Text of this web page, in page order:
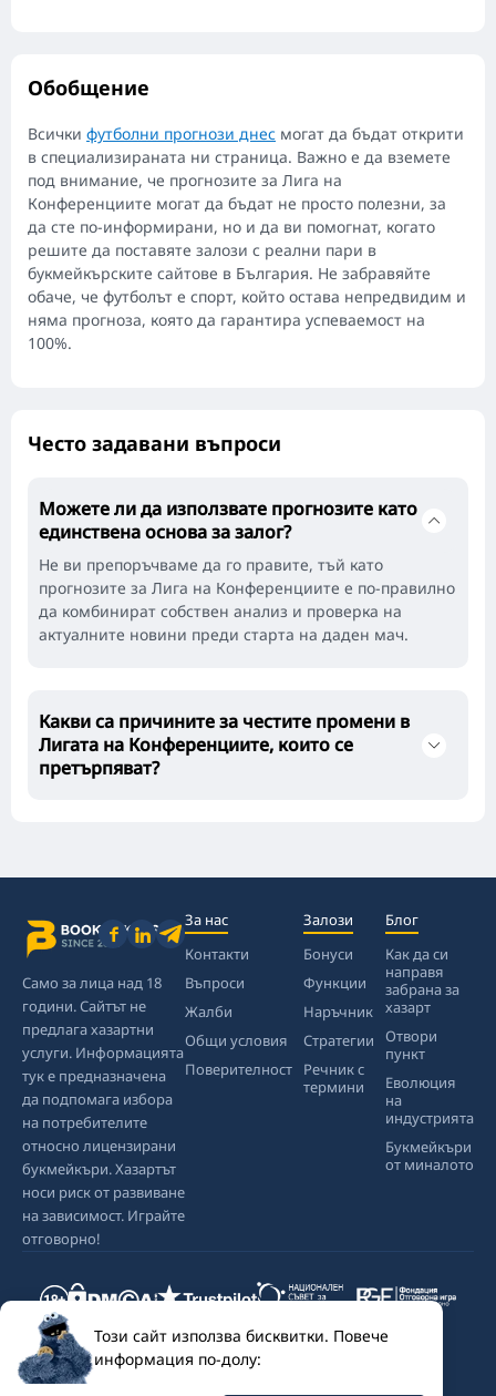
Този сайт използва бисквитки. Повече
информация по-долу:
Обобщение
Всички футболни прогнози днес могат да бъдат открити
в специализираната ни страница. Важно е да вземете
под внимание, че прогнозите за Лига на
Конференциите могат да бъдат не просто полезни, за
да сте по-информирани, но и да ви помогнат, когато
решите да поставяте залози с реални пари в
букмейкърските сайтове в България. Не забравяйте
обаче, че футболът е спорт, който остава непредвидим и
няма прогноза, която да гарантира успеваемост на
100%.
Често задавани въпроси
Можете ли да използвате прогнозите като
единствена основа за залог?
Не ви препоръчваме да го правите, тъй като
прогнозите за Лига на Конференциите е по-правилно
да комбинират собствен анализ и проверка на
актуалните новини преди старта на даден мач.
Какви са причините за честите промени в
Лигата на Конференциите, които се
претърпяват?
Само за лица над 18
години. Сайтът не
предлага хазартни
услуги. Информацията
тук е предназначена
да подпомага избора
на потребителите
относно лицензирани
букмейкъри. Хазартът
носи риск от развиване
на зависимост. Играйте
отговорно!
За нас
Контакти
Въпроси
Жалби
Общи условия
Поверителност
Залози
Бонуси
Функции
Наръчник
Стратегии
Речник с
термини
Блог
Как да си
направя
забрана за
хазарт
Отвори
пункт
Еволюция
на
индустрията
Букмейкъри
от миналото